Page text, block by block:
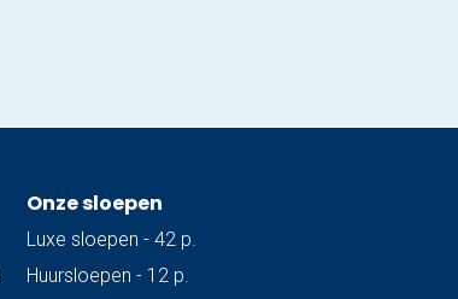
Onze sloepen
Luxe sloepen - 42 p.
Huursloepen - 12 p.